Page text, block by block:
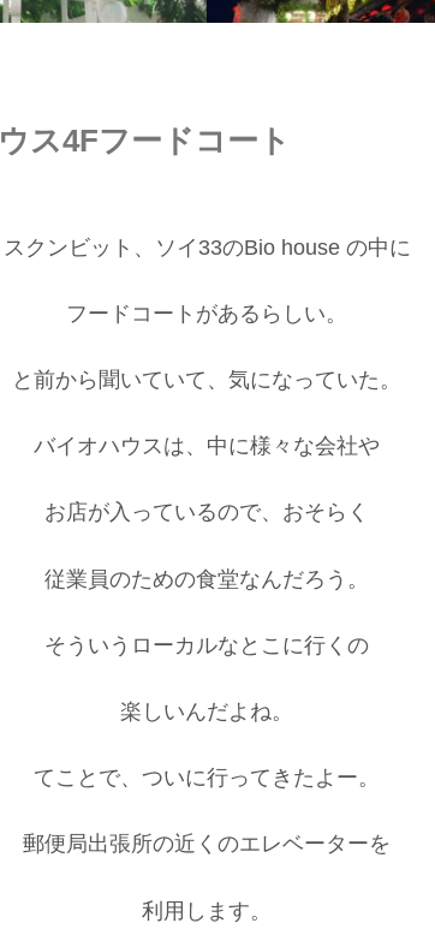
ス4Fフードコート
スクンビット、ソイ33のBio house の中に
フードコートがあるらしい。
と前から聞いていて、気になっていた。
バイオハウスは、中に様々な会社や
お店が入っているので、おそらく
従業員のための食堂なんだろう。
そういうローカルなとこに行くの
楽しいんだよね。
てことで、ついに行ってきたよー。
郵便局出張所の近くのエレベーターを
利用します。